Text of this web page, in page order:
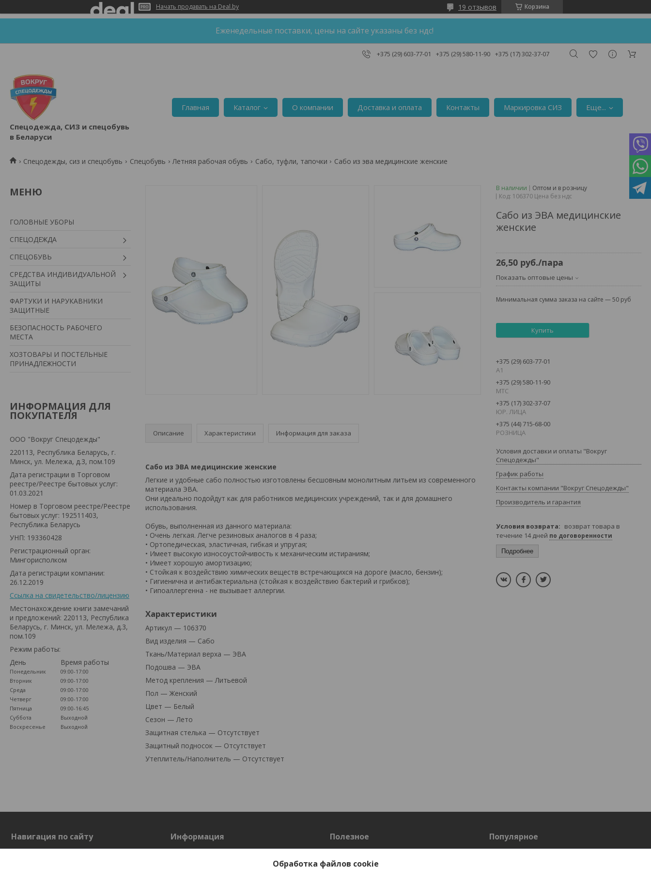
Начать продавать на Deal.by Корзина
19 отзывов
Еженедельные поставки, цены на сайте указаны без ндс!
+375 (29) 603-77-01 +375 (29) 580-11-90 +375 (17) 302-37-07
Спецодежда, СИЗ и спецобувь
в Беларуси
Главная Каталог О компании Доставка и оплата Контакты Маркировка СИЗ Еще...
Спецодежды, сиз и спецобувь Спецобувь Летняя рабочая обувь Сабо, туфли, тапочки Сабо из эва медицинские женские
ГОЛОВНЫЕ УБОРЫ
СПЕЦОДЕЖДА
СПЕЦОБУВЬ
СРЕДСТВА ИНДИВИДУАЛЬНОЙ
ЗАЩИТЫ
ФАРТУКИ И НАРУКАВНИКИ
ЗАЩИТНЫЕ
БЕЗОПАСНОСТЬ РАБОЧЕГО
МЕСТА
ХОЗТОВАРЫ И ПОСТЕЛЬНЫЕ
ПРИНАДЛЕЖНОСТИ
ИНФОРМАЦИЯ ДЛЯ
ПОКУПАТЕЛЯ
ООО "Вокруг Спецодежды"
220113, Республика Беларусь, г.
Минск, ул. Мележа, д.3, пом.109
Дата регистрации в Торговом
реестре/Реестре бытовых услуг:
01.03.2021
Номер в Торговом реестре/Реестре
бытовых услуг: 192511403,
Республика Беларусь
УНП: 193360428
Регистрационный орган:
Мингорисполком
Дата регистрации компании:
26.12.2019
Ссылка на свидетельство/лицензию
Местонахождение книги замечаний
и предложений: 220113, Республика
Беларусь, г. Минск, ул. Мележа, д.3,
пом.109
Режим работы:
День
Время работы
Понедельник
09:00-17:00
Вторник
09:00-17:00
Среда
09:00-17:00
Четверг
09:00-17:00
Пятница
09:00-16:45
Суббота
Выходной
Воскресенье
Выходной
Описание Характеристики Информация для заказа
Сабо из ЭВА медицинские женские
Легкие и удобные сабо полностью изготовлены бесшовным монолитным литьем из современного
материала ЭВА.
Они идеально подойдут как для работников медицинских учреждений, так и для домашнего
использования.
Обувь, выполненная из данного материала:
• Очень легкая. Легче резиновых аналогов в 4 раза;
• Ортопедическая, эластичная, гибкая и упругая;
• Имеет высокую износоустойчивость к механическим истираниям;
• Имеет хорошую амортизацию;
• Стойкая к воздействию химических веществ встречающихся на дороге (масло, бензин);
• Гигиенична и антибактериальна (стойкая к воздействию бактерий и грибков);
• Гипоаллергенна - не вызывает аллергии.
Характеристики
Артикул — 106370
Вид изделия — Сабо
Ткань/Материал верха — ЭВА
Подошва — ЭВА
Метод крепления — Литьевой
Пол — Женский
Цвет — Белый
Сезон — Лето
Защитная стелька — Отсутствует
Защитный подносок — Отсутствует
Утеплитель/Наполнитель — Отсутствует
В наличии
Оптом и в розницу
Код: 106370 Цена без ндс
Сабо из ЭВА медицинские
женские
26,50 руб./пара
Показать оптовые цены
Минимальная сумма заказа на сайте — 50 руб
Купить
+375 (29) 603-77-01
А1
+375 (29) 580-11-90
MTC
+375 (17) 302-37-07
ЮР. ЛИЦА
+375 (44) 715-68-00
РОЗНИЦА
Условия доставки и оплаты "Вокруг
Спецодежды"
График работы
Контакты компании "Вокруг Спецодежды"
Производитель и гарантия
возврат товара в
течение 14 дней по договоренности
Подробнее
Навигация по сайту Информация Полезное
Таблица размеров
Популярное
Обработка файлов cookie